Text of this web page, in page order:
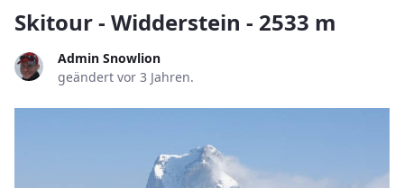
Skitour - Widderstein - 2533 m
Admin Snowlion
geändert vor 3 Jahren.